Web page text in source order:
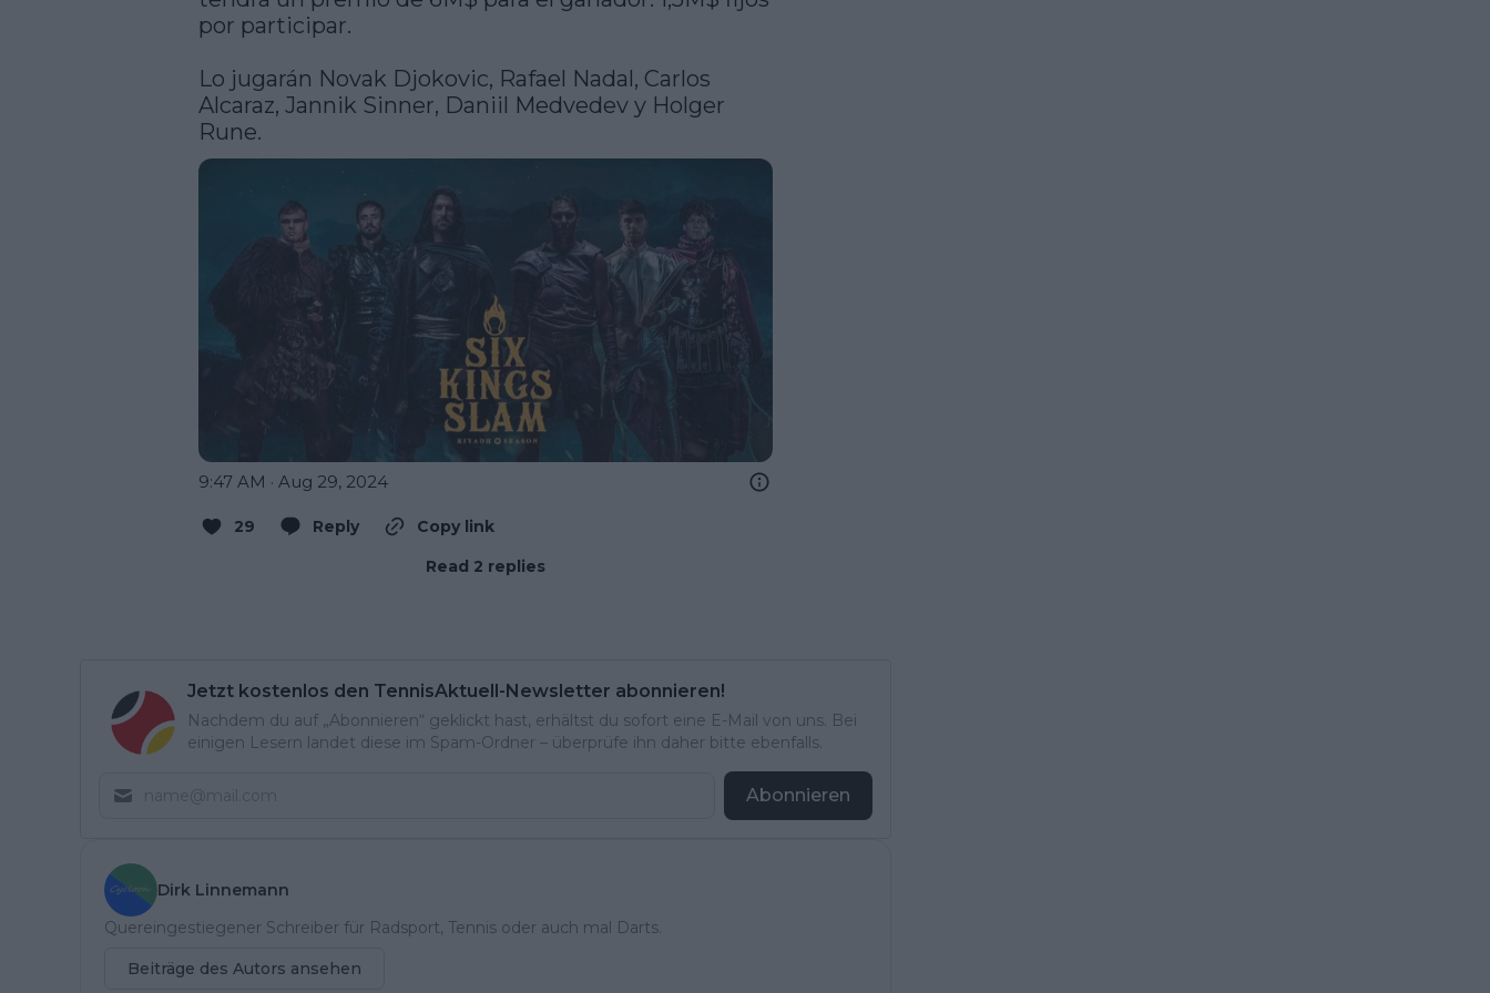
por participar.
Lo jugarán Novak Djokovic, Rafael Nadal, Carlos
Alcaraz, Jannik Sinner, Daniil Medvedev y Holger
Rune.
9:47 AM · Aug 29, 2024
29 Reply
Copy link
Read 2 replies
Jetzt kostenlos den TennisAktuell-Newsletter abonnieren!
Nachdem du auf „Abonnieren“ geklickt hast, erhältst du sofort eine E-Mail von uns. Bei
einigen Lesern landet diese im Spam-Ordner – überprüfe ihn daher bitte ebenfalls.
Abonnieren
Dirk Linnemann
Quereingestiegener Schreiber für Radsport, Tennis oder auch mal Darts.
Beiträge des Autors ansehen